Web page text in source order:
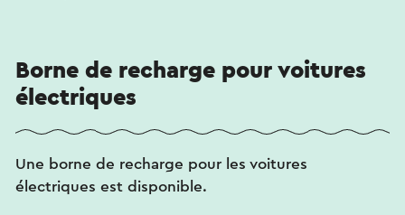
Borne de recharge pour voitures
électriques
Une borne de recharge pour les voitures
électriques est disponible.